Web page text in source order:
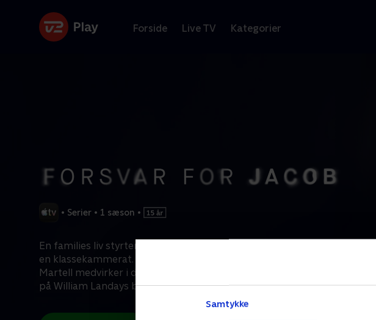
Samtykke
Forside Live TV Kategorier
• Serier • 1 sæson •
En families liv styrter i grus, da sønnen anklages for drabet på
en klassekammerat. Chris Evans, Michelle Dockery og Jaeden
Martell medvirker i den højspændte retssalsdramaserie baseret
på William Landays bestseller.